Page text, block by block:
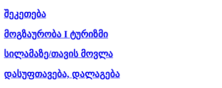
შეკეთება
მოგზაურობა I ტურიზმი
სილამაზე/თავის მოვლა
დასუფთავება, დალაგება